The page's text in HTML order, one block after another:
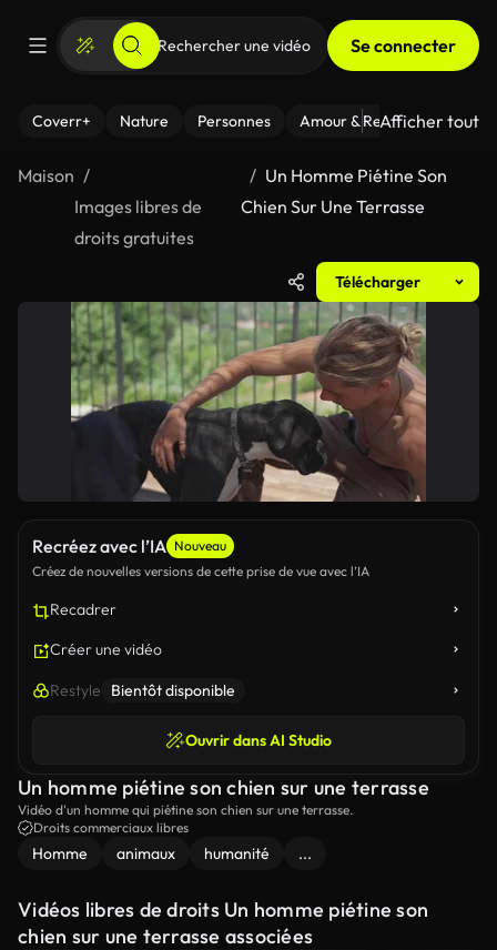
Se connecter
Coverr+ Nature Personnes Amour & Relations Le
Afficher tout
Maison
Images libres de
droits gratuites
Un Homme Piétine Son
Chien Sur Une Terrasse
Télécharger
Recréez avec l’IA Nouveau
Créez de nouvelles versions de cette prise de vue avec l’IA
Recadrer
Créer une vidéo
Restyle Bientôt disponible
Ouvrir dans AI Studio
Un homme piétine son chien sur une terrasse
Vidéo d'un homme qui piétine son chien sur une terrasse.
Droits commerciaux libres
Homme animaux humanité ...
Vidéos libres de droits Un homme piétine son
chien sur une terrasse associées